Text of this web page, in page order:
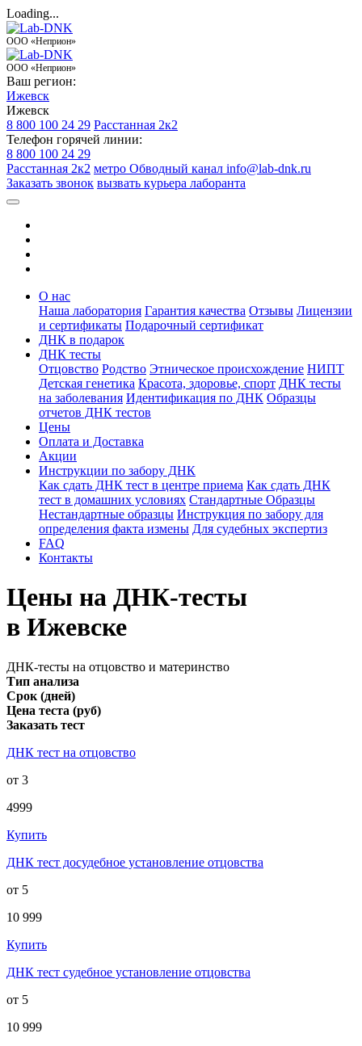
Loading...
ООО «Неприон»
ООО «Неприон»
Ваш регион:
Ижевск
Ижевск
8 800 100 24 29 Расстанная 2к2
Телефон горячей линии:
8 800 100 24 29
Расстанная 2к2 метро Обводный канал info@lab-dnk.ru
Заказать звонок вызвать курьера лаборанта
О нас
Наша лаборатория Гарантия качества Отзывы Лицензии
и сертификаты Подарочный сертификат
ДНК в подарок
ДНК тесты
Отцовство Родство Этническое происхождение НИПТ
Детская генетика Красота, здоровье, спорт ДНК тесты
на заболевания Идентификация по ДНК Образцы
отчетов ДНК тестов
Цены
Оплата и Доставка
Акции
Инструкции по забору ДНК
Как сдать ДНК тест в центре приема Как сдать ДНК
тест в домашних условиях Стандартные Образцы
Нестандартные образцы Инструкция по забору для
определения факта измены Для судебных экспертиз
FAQ
Контакты
Цены на ДНК-тесты
в Ижевске
ДНК-тесты на отцовство и материнство
Тип анализа
Срок (дней)
Цена теста (руб)
Заказать тест
ДНК тест на отцовство
от 3
4999
Купить
ДНК тест досудебное установление отцовства
от 5
10 999
Купить
ДНК тест судебное установление отцовства
от 5
10 999